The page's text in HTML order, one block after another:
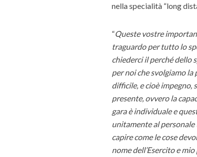
nella specialità “long
“Queste vostre
traguardo per tutto lo
chiederci il perché dello
per noi che svolgiamo
difficile, e cioè impegno,
presente, ovvero la
gara è individuale e
unitamente al
capire come le cose
nome dell’Esercito e